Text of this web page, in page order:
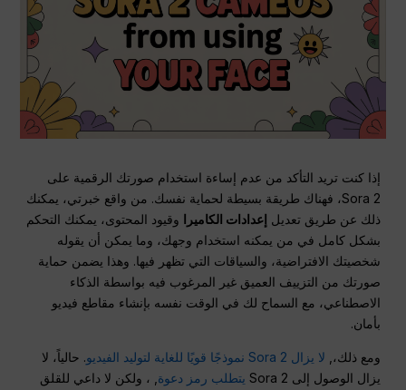
إذا كنت تريد التأكد من عدم إساءة استخدام صورتك الرقمية على
Sora 2، فهناك طريقة بسيطة لحماية نفسك. من واقع خبرتي، يمكنك
ذلك عن طريق تعديل إعدادات الكاميرا وقيود المحتوى، يمكنك التحكم
بشكل كامل في من يمكنه استخدام وجهك، وما يمكن أن يقوله
شخصيتك الافتراضية، والسياقات التي تظهر فيها. وهذا يضمن حماية
صورتك من التزييف العميق غير المرغوب فيه بواسطة الذكاء
الاصطناعي، مع السماح لك في الوقت نفسه بإنشاء مقاطع فيديو
بأمان.
ومع ذلك،, لا يزال Sora 2 نموذجًا قويًا للغاية لتوليد الفيديو
. حالياً، لا
يزال الوصول إلى Sora 2
يتطلب رمز دعوة , ، ولكن لا داعي للقلق